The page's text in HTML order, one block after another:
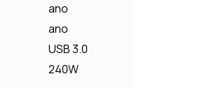
ano
ano
USB 3.0
240W